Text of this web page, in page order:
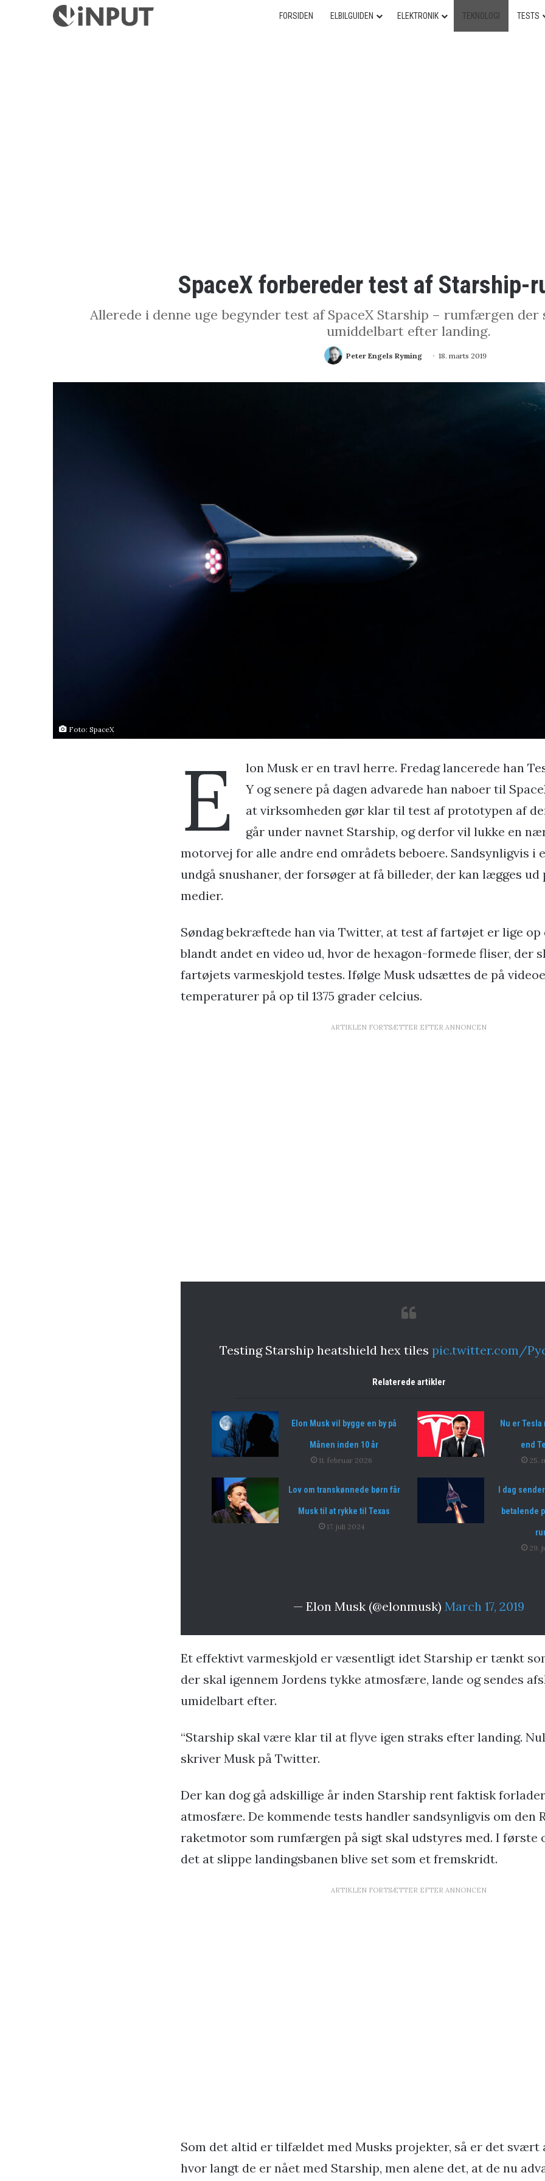
FORSIDEN ELBILGUIDEN ELEKTRONIK TEKNOLOGI TESTS
SpaceX forbereder test af Starship-
Allerede i denne uge begynder test af SpaceX Starship – rumfærgen der
umiddelbart efter landing.
Peter Engels Ryming 18. marts 2019
Foto: SpaceX
E
lon Musk er en travl herre. Fredag lancerede han
Y og senere på dagen advarede han naboer til
at virksomheden gør klar til test af prototypen af
går under navnet Starship, og derfor vil lukke en
motorvej for alle andre end områdets beboere. Sandsynligvis i
undgå snushaner, der forsøger at få billeder, der kan lægges ud
medier.
Søndag bekræftede han via Twitter, at test af fartøjet er lige op
blandt andet en video ud, hvor de hexagon-formede fliser, der
fartøjets varmeskjold testes. Ifølge Musk udsættes de på
temperaturer på op til 1375 grader celcius.
ARTIKLEN FORTSÆTTER EFTER ANNONCEN
Testing Starship heatshield hex tiles pic.twitter.com/
Relaterede artikler
Elon Musk vil bygge en by på
Månen inden 10 år
11. februar 2026
Nu er
end
25.
Lov om transkønnede børn får
Musk til at rykke til Texas
17. juli 2024
I dag
betalende
29.
— Elon Musk (@elonmusk) March 17, 2019
Et effektivt varmeskjold er væsentligt idet Starship er tænkt
der skal igennem Jordens tykke atmosfære, lande og sendes
umidelbart efter.
“Starship skal være klar til at flyve igen straks efter landing.
skriver Musk på Twitter.
Der kan dog gå adskillige år inden Starship rent faktisk
atmosfære. De kommende tests handler sandsynligvis om den
raketmotor som rumfærgen på sigt skal udstyres med. I første
det at slippe landingsbanen blive set som et fremskridt.
ARTIKLEN FORTSÆTTER EFTER ANNONCEN
Som det altid er tilfældet med Musks projekter, så er det svært
hvor langt de er nået med Starship, men alene det, at de nu